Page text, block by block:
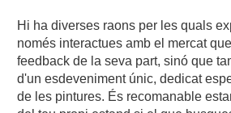
Hi ha diverses raons per les quals
només interactues amb el mercat
feedback de la seva part, sinó que
d'un esdeveniment únic, dedicat
de les pintures. És recomanable